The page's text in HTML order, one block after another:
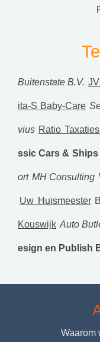
Buitenstate B.V.
ita-S Baby-Care
vius Ratio
ssic Cars & Ships
ort MH Consulting
Uw Huismeester
Kouswijk Auto
esign en Publish